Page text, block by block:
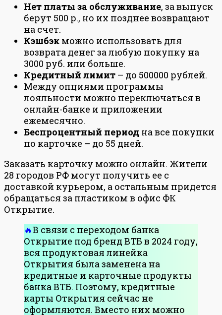
Нет платы за обслуживание, за выпуск
берут 500 р., но их позднее возвращают
на счет.
Кэшбэк можно использовать для
возврата денег за любую покупку на
3000 руб. или больше.
Кредитный лимит – до 500000 рублей.
Между опциями программы
лояльности можно переключаться в
онлайн-банке и приложении
ежемесячно.
Беспроцентный период на все покупки
по карточке – до 55 дней.
Заказать карточку можно онлайн. Жители
28 городов РФ могут получить ее с
доставкой курьером, а остальным придется
обращаться за пластиком в офис ФК
Открытие.
В связи с переходом банка
Открытие под бренд ВТБ в 2024 году,
вся продуктовая линейка
Открытия была заменена на
кредитные и карточные продукты
банка ВТБ. Поэтому, кредитные
карты Открытия сейчас не
оформляются. Вместо них можно